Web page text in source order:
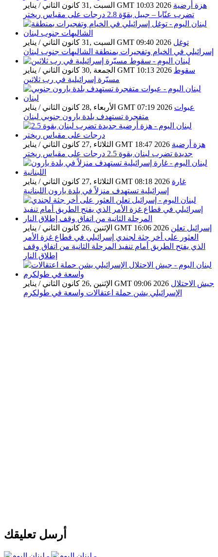
السبت ,31 كانون الثاني / يناير GMT 10:03 2026 هزة أرضية
تضرب عنّايا – جبيل بقوّة 2.8 درجات على مقياس ريختر
السبت ,31 كانون الثاني / يناير GMT 09:40 2026 توغل
إسرائيلي في الخيام وتفجيرات بمنطقة الشاليهات جنوب لبنان
الجمعة ,30 كانون الثاني / يناير GMT 10:13 2026 سقوط
مسيّرة إسرائيلية في رب ثلاثين
الأربعاء ,28 كانون الثاني / يناير GMT 07:19 2026 عبوات
متفجرة تستهدف بلدة يارون جنوبي لبنان
الثلاثاء ,27 كانون الثاني / يناير GMT 18:47 2026 هزة أرضية
جديدة تضرب لبنان بقوة 2.5 درجات على مقياس ريختر
الثلاثاء ,27 كانون الثاني / يناير GMT 08:18 2026 غارة
إسرائيلية تستهدف منزلاً في بلدة يارون اللبنانية
الإثنين ,26 كانون الثاني / يناير GMT 16:06 2026 إسرائيل تعلن
العثور على أخر جثة لجندي إسرائيلي في قطاع غزة الأمر
الذي يفتح الطريق أمام تنفيذ المرحلة الثانية من اتفاق وقف
إطلاق النار
الإثنين ,26 كانون الثاني / يناير GMT 09:06 2026 جيش الاحتلال
الإسرائيلي يشن حملة اعتقالات واسعة في طولكرم
أرسل تعليقك